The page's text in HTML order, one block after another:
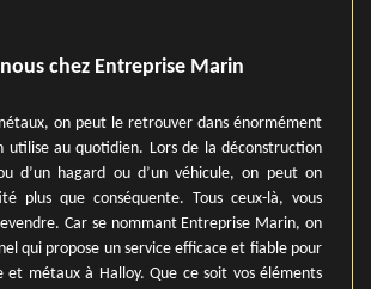
chez Entreprise Marin
on peut le retrouver dans énormément
utilise au quotidien. Lors de la déconstruction
d’un hagard ou d’un véhicule, on peut on
plus que conséquente. Tous ceux-là, vous
Car se nommant Entreprise Marin, on
qui propose un service efficace et fiable pour
et métaux à Halloy. Que ce soit vos éléments